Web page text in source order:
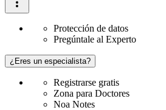
Protección de datos
Pregúntale al Experto
¿Eres un especialista?
Registrarse gratis
Zona para Doctores
Noa Notes